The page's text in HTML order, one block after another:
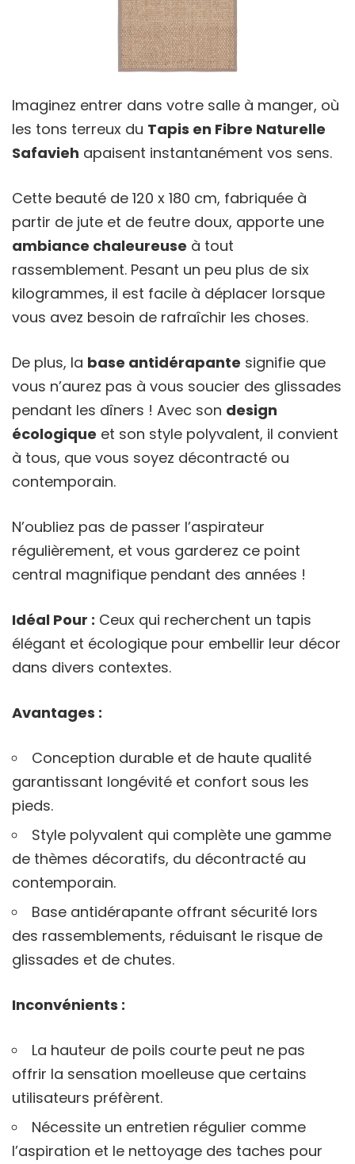
Imaginez entrer dans votre salle à manger, où
les tons terreux du Tapis en Fibre Naturelle
Safavieh apaisent instantanément vos sens.
Cette beauté de 120 x 180 cm, fabriquée à
partir de jute et de feutre doux, apporte une
ambiance chaleureuse à tout
rassemblement. Pesant un peu plus de six
kilogrammes, il est facile à déplacer lorsque
vous avez besoin de rafraîchir les choses.
De plus, la base antidérapante signifie que
vous n’aurez pas à vous soucier des glissades
pendant les dîners ! Avec son design
écologique et son style polyvalent, il convient
à tous, que vous soyez décontracté ou
contemporain.
N’oubliez pas de passer l’aspirateur
régulièrement, et vous garderez ce point
central magnifique pendant des années !
Idéal Pour : Ceux qui recherchent un tapis
élégant et écologique pour embellir leur décor
dans divers contextes.
Avantages :
Conception durable et de haute qualité
garantissant longévité et confort sous les
pieds.
Style polyvalent qui complète une gamme
de thèmes décoratifs, du décontracté au
contemporain.
Base antidérapante offrant sécurité lors
des rassemblements, réduisant le risque de
glissades et de chutes.
Inconvénients :
La hauteur de poils courte peut ne pas
offrir la sensation moelleuse que certains
utilisateurs préfèrent.
Nécessite un entretien régulier comme
l’aspiration et le nettoyage des taches pour